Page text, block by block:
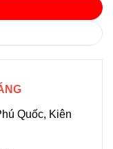
Quốc, Kiên